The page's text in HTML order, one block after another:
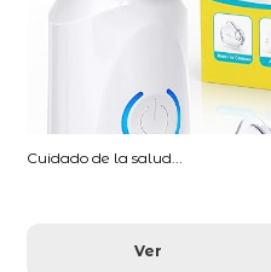
Cuidado de la salud...
Ver